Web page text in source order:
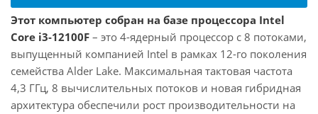
Этот компьютер собран на базе процессора Intel
Core i3-12100F – это 4-ядерный процессор с 8 потоками,
выпущенный компанией Intel в рамках 12-го поколения
семейства Alder Lake. Максимальная тактовая частота
4,3 ГГц, 8 вычислительных потоков и новая гибридная
архитектура обеспечили рост производительности на